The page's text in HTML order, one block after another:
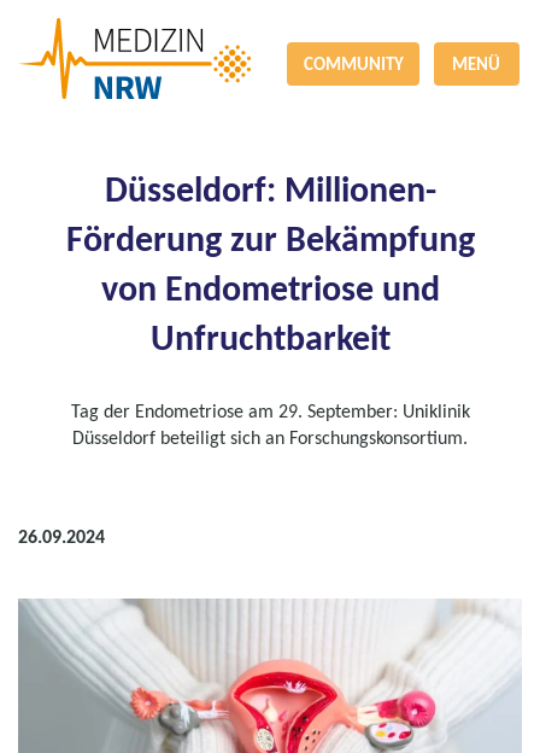
COMMUNITY MENÜ
Düsseldorf: Millionen-
Förderung zur Bekämpfung
von Endometriose und
Unfruchtbarkeit
Tag der Endometriose am 29. September: Uniklinik
Düsseldorf beteiligt sich an Forschungskonsortium.
26.09.2024